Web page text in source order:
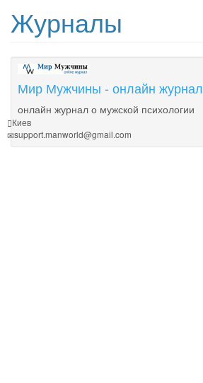
Журналы
Мир Мужчины - онлайн журнал
онлайн журнал о мужской психологии
Киев
support.manworld@gmail.com